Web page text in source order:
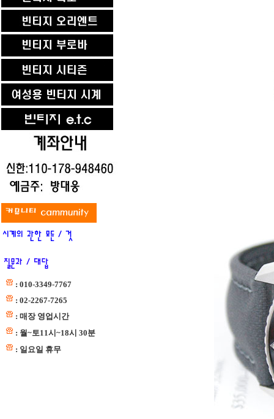
: 010-3349-7767
: 02-2267-7265
: 매장 영업시간
: 월~토11시~18시 30분
: 일요일 휴무